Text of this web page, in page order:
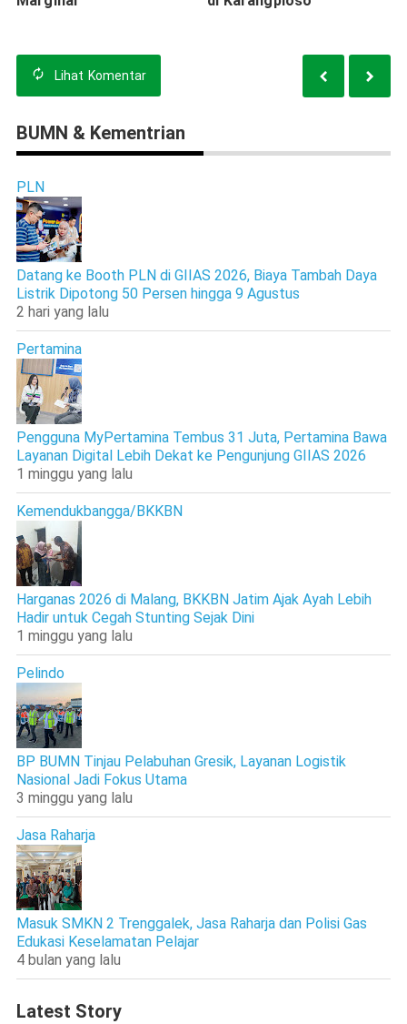
Lihat Komentar
BUMN & Kementrian
PLN
Datang ke Booth PLN di GIIAS 2026, Biaya Tambah Daya
Listrik Dipotong 50 Persen hingga 9 Agustus
2 hari yang lalu
Pertamina
Pengguna MyPertamina Tembus 31 Juta, Pertamina Bawa
Layanan Digital Lebih Dekat ke Pengunjung GIIAS 2026
1 minggu yang lalu
Kemendukbangga/BKKBN
Harganas 2026 di Malang, BKKBN Jatim Ajak Ayah Lebih
Hadir untuk Cegah Stunting Sejak Dini
1 minggu yang lalu
Pelindo
BP BUMN Tinjau Pelabuhan Gresik, Layanan Logistik
Nasional Jadi Fokus Utama
3 minggu yang lalu
Jasa Raharja
Masuk SMKN 2 Trenggalek, Jasa Raharja dan Polisi Gas
Edukasi Keselamatan Pelajar
4 bulan yang lalu
Latest Story